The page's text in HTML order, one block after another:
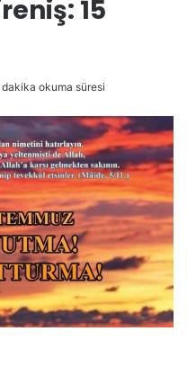
15
dakika okuma süresi